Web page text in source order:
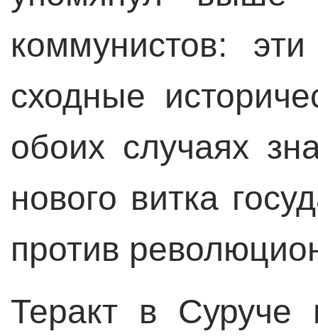
коммунистов:
сходные
обоих случаях
нового витка
против
Теракт в Суруче